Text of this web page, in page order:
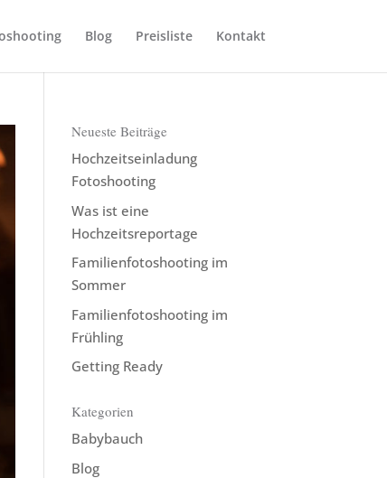
Blog Preisliste Kontakt
Neueste Beiträge
Hochzeitseinladung
Fotoshooting
Was ist eine
Hochzeitsreportage
Familienfotoshooting im
Sommer
Familienfotoshooting im
Frühling
Getting Ready
Kategorien
Babybauch
Blog